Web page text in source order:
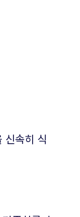
신속히 식